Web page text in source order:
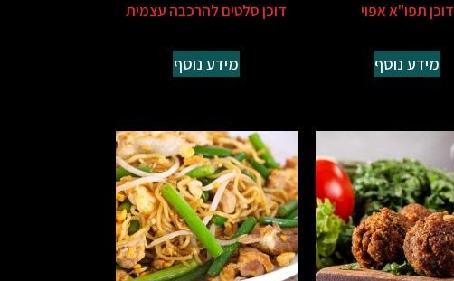
דוכן תפו"א אפוי
מידע נוסף
דוכן סלטים להרכבה עצמית
מידע נוסף